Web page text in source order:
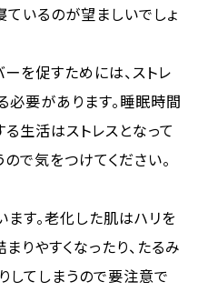
いるのが望ましいでしょ
を促すためには、ストレ
要があります。睡眠時間
生活はストレスとなって
で気をつけてください。
す。老化した肌はハリを
りやすくなったり、たるみ
してしまうので要注意で